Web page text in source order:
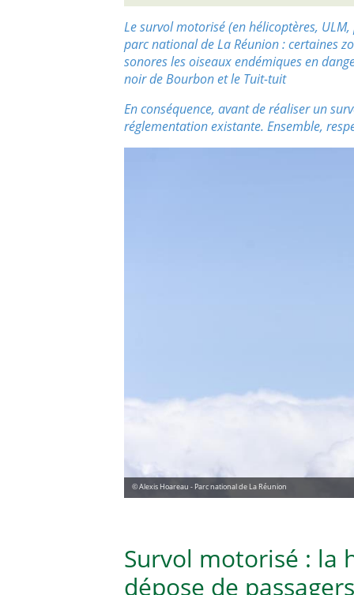
Le survol motorisé (en hélicoptères,
parc national de La Réunion : certaines
sonores les oiseaux endémiques en
noir de Bourbon et le Tuit-tuit
En conséquence, avant de réaliser un
réglementation existante. Ensemble,
© Alexis Hoareau - Parc national de La Réunion
Survol motorisé : la
dépose de